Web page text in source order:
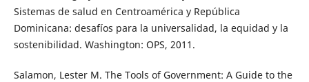
Sistemas de salud en Centroamérica y República
Dominicana: desafíos para la universalidad, la equidad y la
sostenibilidad. Washington: OPS, 2011.
Salamon, Lester M. The Tools of Government: A Guide to the